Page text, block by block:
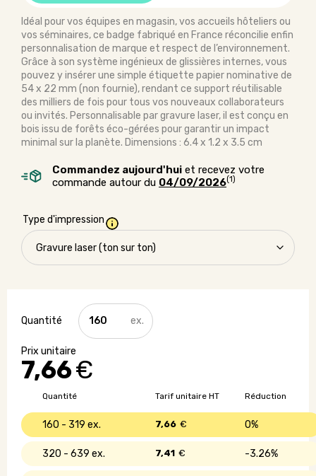
Idéal pour vos équipes en magasin, vos accueils hôteliers ou
vos séminaires, ce badge fabriqué en France réconcilie enfin
personnalisation de marque et respect de l’environnement.
Grâce à son système ingénieux de glissières internes, vous
pouvez y insérer une simple étiquette papier nominative de
54 x 22 mm (non fournie), rendant ce support réutilisable
des milliers de fois pour tous vos nouveaux collaborateurs
ou invités. Personnalisable par gravure laser, il est conçu en
bois issu de forêts éco-gérées pour garantir un impact
minimal sur la planète. Dimensions : 6.4 x 1.2 x 3.5 cm
Commandez aujourd'hui et recevez votre
commande autour du 04/09/2026(1)
Type d'impression
7,66€
quantité
de
Badge
hêtre
massif
Quantité Réduction
Tarif unitaire HT
160 - 319 0%
7,66 €
320 - 639 3.26%
7,41 €